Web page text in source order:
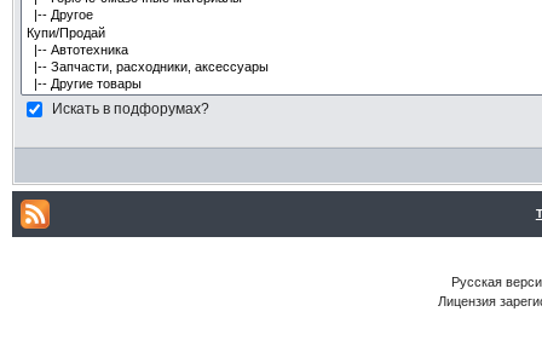
Искать в подфорумах?
Русская
Лицензия